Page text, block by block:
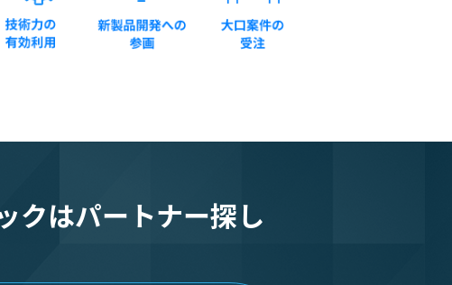
クはパートナー探し